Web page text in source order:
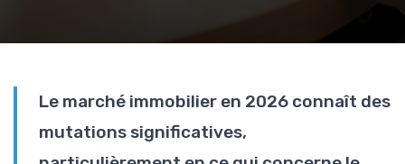
Le marché immobilier en 2026 connaît des
mutations significatives,